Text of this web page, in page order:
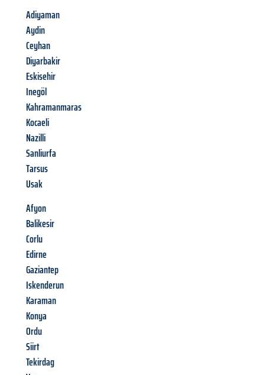
Adiyaman
Aydin
Ceyhan
Diyarbakir
Eskisehir
Inegöl
Kahramanmaras
Kocaeli
Nazilli
Sanliurfa
Tarsus
Usak
Afyon
Balikesir
Corlu
Edirne
Gaziantep
Iskenderun
Karaman
Konya
Ordu
Siirt
Tekirdag